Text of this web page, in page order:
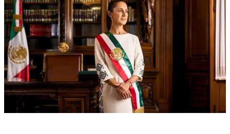
RECIENTE
Sheinbaum: 78% de
aprobación en sus primeros 100
días como presidenta